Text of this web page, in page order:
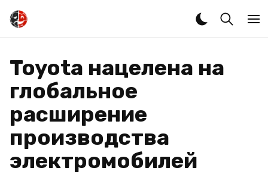
Toyota нацелена на
глобальное
расширение
производства
электромобилей